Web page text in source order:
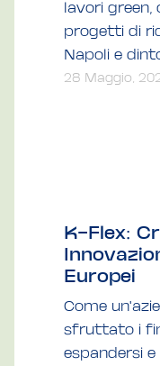
lavori
progetti di
Napoli e
28 Maggio,
K-Flex:
Europei
Come
sfruttato i
espandersi